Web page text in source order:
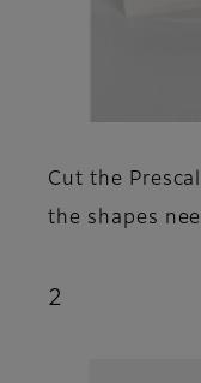
Cut the
the shapes
2